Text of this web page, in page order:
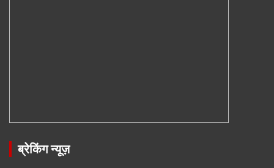
ब्रेकिंग न्यूज़